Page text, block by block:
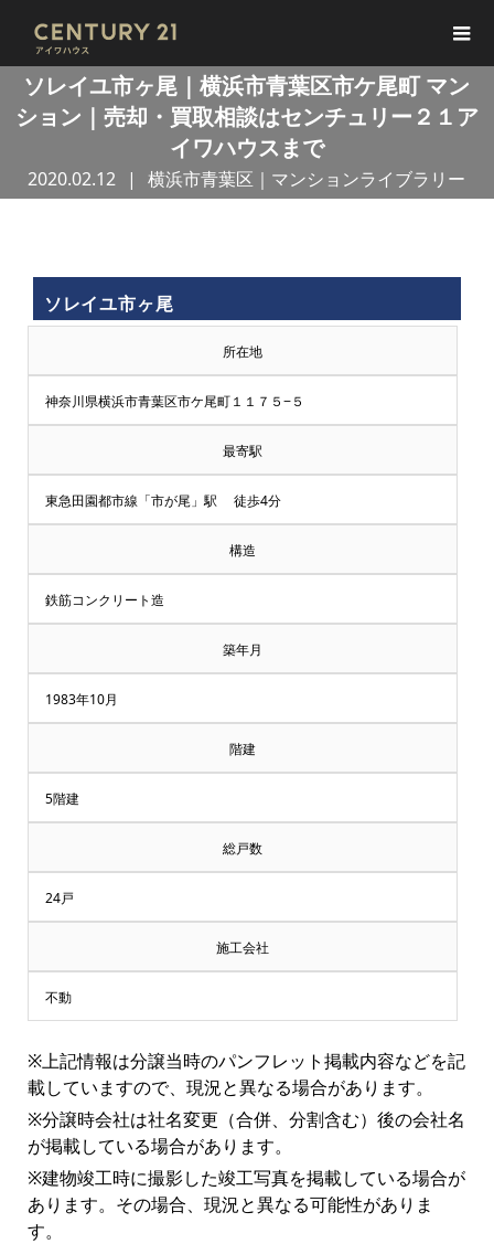
ソレイユ市ヶ尾｜横浜市青葉区市ケ尾町 マン
ション｜売却・買取相談はセンチュリー２１ア
イワハウスまで
2020.02.12 横浜市青葉区｜マンションライブラリー
買
取
王
で
売
却・
取
談
付
中
♪
マ
ン
シ
ョ
ン
ソレイユ市ヶ尾
所在地
神奈川県横浜市青葉区市ケ尾町１１７５−５
最寄駅
東急田園都市線「市が尾」駅 徒歩4分
構造
鉄筋コンクリート造
築年月
1983年10月
階建
5階建
総戸数
24戸
施工会社
不動
※上記情報は分譲当時のパンフレット掲載内容などを記
載していますので、現況と異なる場合があります。
※分譲時会社は社名変更（合併、分割含む）後の会社名
が掲載している場合があります。
※建物竣工時に撮影した竣工写真を掲載している場合が
あります。その場合、現況と異なる可能性がありま
す。